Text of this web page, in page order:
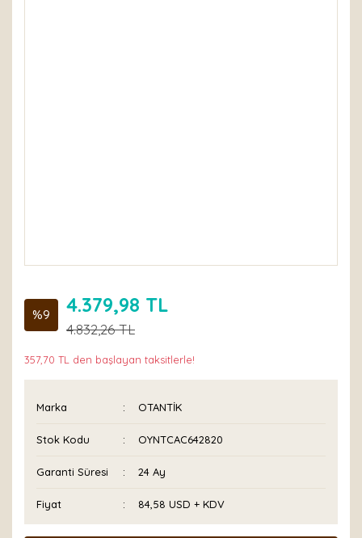
%9 4.379,98 TL
4.832,26 TL
357,70 TL den başlayan taksitlerle!
Marka OTANTİK
Stok Kodu OYNTCAC642820
Garanti Süresi 24 Ay
Fiyat 84,58 USD + KDV